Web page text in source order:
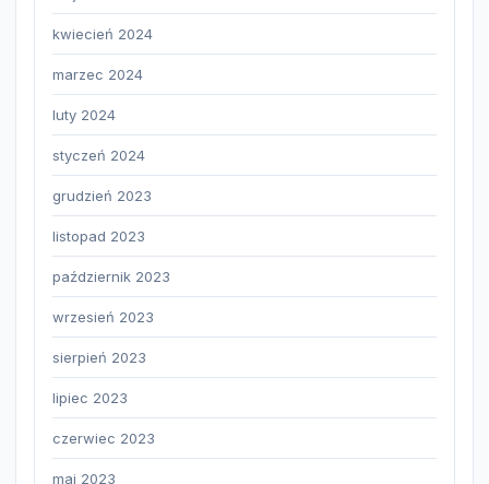
kwiecień 2024
marzec 2024
luty 2024
styczeń 2024
grudzień 2023
listopad 2023
październik 2023
wrzesień 2023
sierpień 2023
lipiec 2023
czerwiec 2023
maj 2023